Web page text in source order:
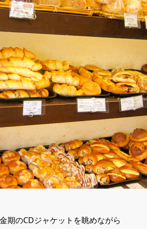
期のCDジャケットを眺めながら